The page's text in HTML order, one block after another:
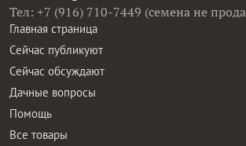
Тел: +7 (916) 710-7449 (семена не
Главная страница
Сейчас публикуют
Сейчас обсуждают
Дачные вопросы
Помощь
Все товары